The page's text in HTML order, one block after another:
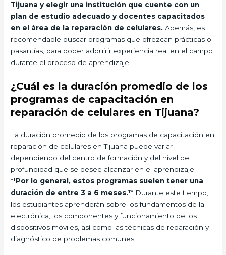
Tijuana y elegir una institución que cuente con un
plan de estudio adecuado y docentes capacitados
en el área de la reparación de celulares. Además, es
recomendable buscar programas que ofrezcan prácticas o
pasantías, para poder adquirir experiencia real en el campo
durante el proceso de aprendizaje.
¿Cuál es la duración promedio de los
programas de capacitación en
reparación de celulares en Tijuana?
La duración promedio de los programas de capacitación en
reparación de celulares en Tijuana puede variar
dependiendo del centro de formación y del nivel de
profundidad que se desee alcanzar en el aprendizaje.
**Por lo general, estos programas suelen tener una
duración de entre 3 a 6 meses.** Durante este tiempo,
los estudiantes aprenderán sobre los fundamentos de la
electrónica, los componentes y funcionamiento de los
dispositivos móviles, así como las técnicas de reparación y
diagnóstico de problemas comunes.